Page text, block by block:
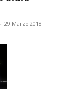
- 29 Marzo 2018